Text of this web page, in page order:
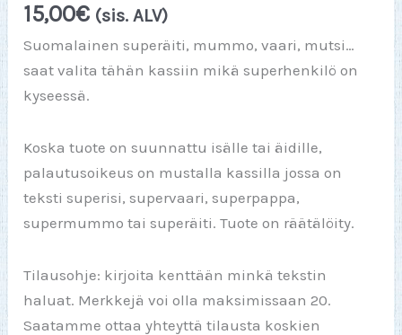
15,00€ (sis. ALV)
Suomalainen superäiti, mummo, vaari, mutsi…
saat valita tähän kassiin mikä superhenkilö on
kyseessä.
Koska tuote on suunnattu isälle tai äidille,
palautusoikeus on mustalla kassilla jossa on
teksti superisi, supervaari, superpappa,
supermummo tai superäiti. Tuote on räätälöity.
Tilausohje: kirjoita kenttään minkä tekstin
haluat. Merkkejä voi olla maksimissaan 20.
Saatamme ottaa yhteyttä tilausta koskien